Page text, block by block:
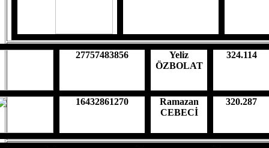
27757483856
Yeliz
ÖZBOLAT
324.114
16432861270
Ramazan
CEBECİ
320.287